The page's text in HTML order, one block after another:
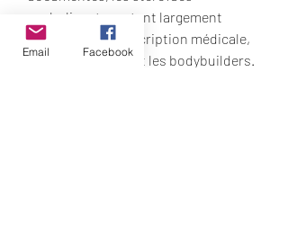
anabolisants restent largement
utilisés, hors prescription médicale,
chez les athlètes et les bodybuilders.
Email Facebook